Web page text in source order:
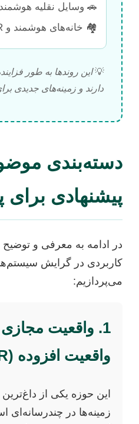
🚗 وسایل نقلیه
🏘️ خانه‌های هوشمند و AR/VR
💡این روندها به طور
دارند و زمینه‌های جدیدی
دسته‌بندی
پیشنهادی برای
در ادامه به معرفی و
کاربردی در گرایش
می‌پردازیم:
واقعیت افزوده (AR)
این حوزه یکی از
زمینه‌ها در چندرسانه‌ای